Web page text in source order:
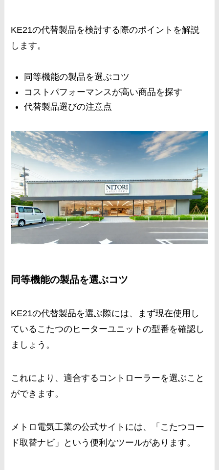
KE21の代替製品を検討する際のポイントを解説
します。
同等機能の製品を選ぶコツ
コストパフォーマンスが高い商品を探す
代替製品選びの注意点
同等機能の製品を選ぶコツ
KE21の代替製品を選ぶ際には、まず現在使用し
ているこたつのヒーターユニットの型番を確認し
ましょう。
これにより、適合するコントローラーを選ぶこと
ができます。
メトロ電気工業の公式サイトには、「こたつコー
ド取替ナビ」という便利なツールがあります。